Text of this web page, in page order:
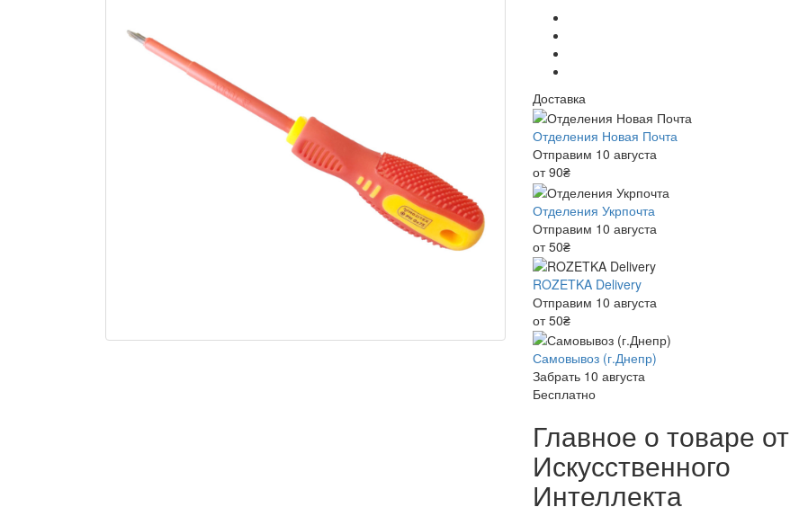
Доставка
Отделения Новая Почта
Отправим 10 августа
от 90₴
Отделения Укрпочта
Отправим 10 августа
от 50₴
ROZETKA Delivery
Отправим 10 августа
от 50₴
Самовывоз (г.Днепр)
Забрать 10 августа
Бесплатно
Главное о товаре от
Искусственного
Интеллекта